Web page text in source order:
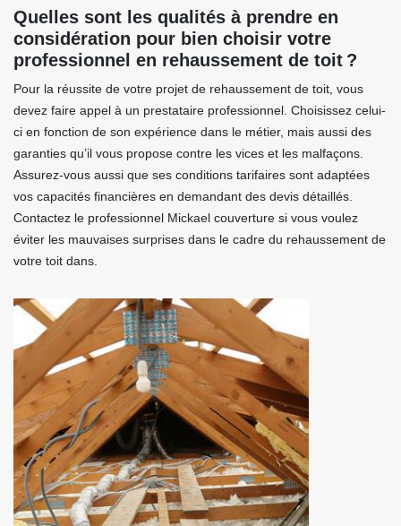
Quelles sont les qualités à prendre en
considération pour bien choisir votre
professionnel en rehaussement de toit ?
Pour la réussite de votre projet de rehaussement de toit, vous
devez faire appel à un prestataire professionnel. Choisissez celui-
ci en fonction de son expérience dans le métier, mais aussi des
garanties qu’il vous propose contre les vices et les malfaçons.
Assurez-vous aussi que ses conditions tarifaires sont adaptées
vos capacités financières en demandant des devis détaillés.
Contactez le professionnel Mickael couverture si vous voulez
éviter les mauvaises surprises dans le cadre du rehaussement de
votre toit dans.